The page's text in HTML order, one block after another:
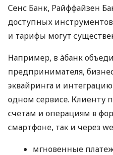
Сенс Банк, Райффайзен
доступных
и тарифы могут
Например, в àбанк
предпринимателя,
эквайринга и
одном сервисе. Клиенту
счетам и операциям в
смартфоне, так и через
мгновенные